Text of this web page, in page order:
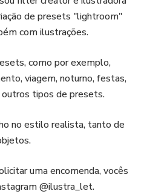
de presets "lightroom"
com ilustrações.
como por exemplo,
viagem, noturno, festas,
tipos de presets.
no estilo realista, tanto de
uma encomenda, vocês
@ilustra_let.